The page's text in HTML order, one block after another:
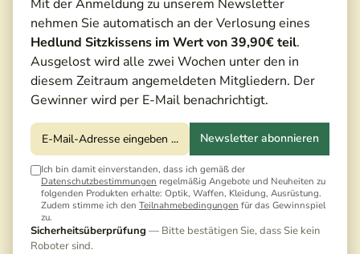
Mit der Anmeldung zu unserem Newsletter
nehmen Sie automatisch an der Verlosung eines
Hedlund Sitzkissens im Wert von 39,90€ teil.
Ausgelost wird alle zwei Wochen unter den in
diesem Zeitraum angemeldeten Mitgliedern. Der
Gewinner wird per E-Mail benachrichtigt.
Newsletter abonnieren
Ich bin damit einverstanden, dass ich gemäß der
Datenschutzbestimmungen regelmäßig Angebote und Neuheiten zu
folgenden Produkten erhalte: Optik, Waffen, Kleidung, Ausrüstung.
Zudem stimme ich den Teilnahmebedingungen für das Gewinnspiel
zu.
Sicherheitsüberprüfung — Bitte bestätigen Sie, dass Sie kein
Roboter sind.